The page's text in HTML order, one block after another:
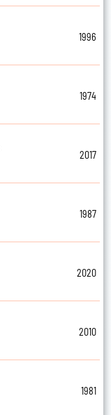
1996
1974
2017
1987
2020
2010
1981